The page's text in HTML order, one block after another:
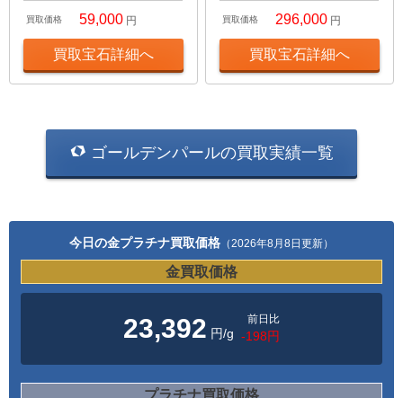
買取価格 59,000 円
買取宝石詳細へ
買取価格 296,000 円
買取宝石詳細へ
ゴールデンパールの買取実績一覧
今日の金プラチナ買取価格 （2026年8月8日更新）
金買取価格
23,392 円/g
前日比
-198円